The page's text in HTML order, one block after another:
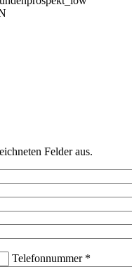
Felder aus.
Telefonnummer *